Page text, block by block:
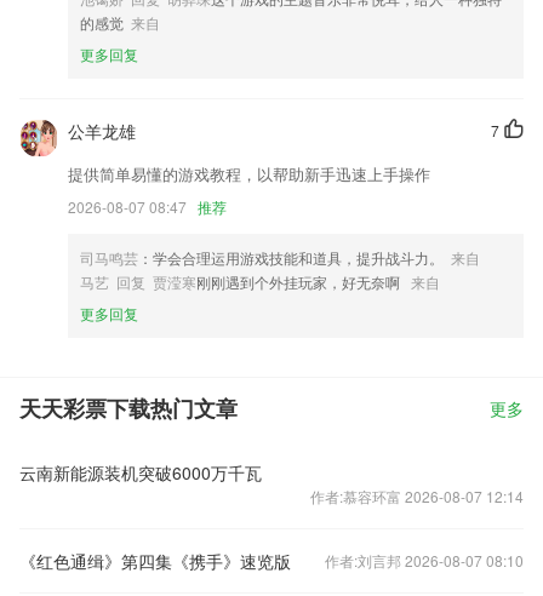
的感觉 来自
更多回复
7
公羊龙雄
提供简单易懂的游戏教程，以帮助新手迅速上手操作
2026-08-07 08:47 推荐
司马鸣芸 ：学会合理运用游戏技能和道具，提升战斗力。
来自
马艺 回复 贾滢寒刚刚遇到个外挂玩家，好无奈啊 来自
更多回复
天天彩票下载热门文章 更多
云南新能源装机突破6000万千瓦
作者:慕容环富 2026-08-07 12:14
《红色通缉》第四集《携手》速览版 作者:刘言邦 2026-08-07 08:10